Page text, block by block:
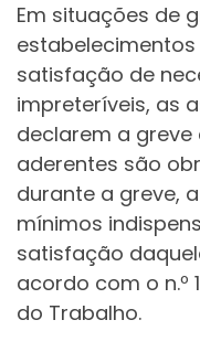
Em situações de
satisfação de
impreteríveis, as
declarem a
aderentes são
durante a greve,
mínimos
satisfação
acordo com o n.º
do Trabalho.